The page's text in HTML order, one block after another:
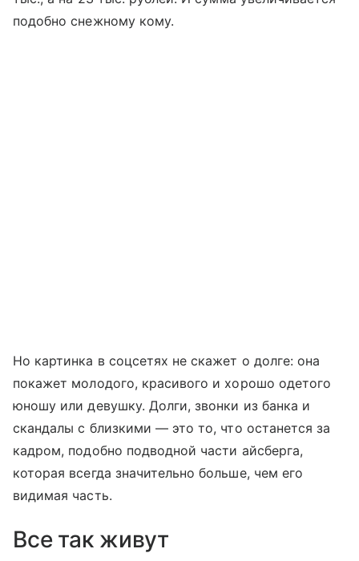
подобно снежному кому.
Но картинка в соцсетях не скажет о долге: она
покажет молодого, красивого и хорошо одетого
юношу или девушку. Долги, звонки из банка и
скандалы с близкими — это то, что останется за
кадром, подобно подводной части айсберга,
которая всегда значительно больше, чем его
видимая часть.
Все так живут